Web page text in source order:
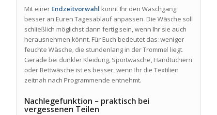
Mit einer Endzeitvorwahl könnt Ihr den Waschgang
besser an Euren Tagesablauf anpassen. Die Wäsche soll
schließlich möglichst dann fertig sein, wenn Ihr sie auch
herausnehmen könnt. Für Euch bedeutet das: weniger
feuchte Wäsche, die stundenlang in der Trommel liegt.
Gerade bei dunkler Kleidung, Sportwäsche, Handtüchern
oder Bettwäsche ist es besser, wenn Ihr die Textilien
zeitnah nach Programmende entnehmt.
Nachlegefunktion – praktisch bei
vergessenen Teilen